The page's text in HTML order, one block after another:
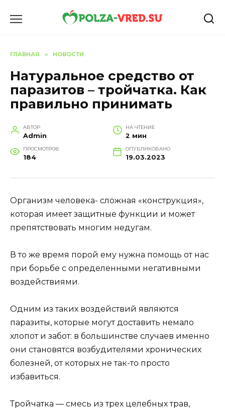
ГЛАВНАЯ » НОВОСТИ
Натуральное средство от
паразитов – тройчатка. Как
правильно принимать
АВТОР
Admin
НА ЧТЕНИЕ
2 мин
ПРОСМОТРОВ
184
ОПУБЛИКОВАНО
19.03.2023
Организм человека- сложная «конструкция»,
которая имеет защитные функции и может
препятствовать многим недугам.
В то же время порой ему нужна помощь от нас
при борьбе с определенными негативными
воздействиями.
Одним из таких воздействий являются
паразиты, которые могут доставить немало
хлопот и забот: в большинстве случаев именно
они становятся возбудителями хронических
болезней, от которых не так-то просто
избавиться.
Тройчатка — смесь из трех целебных трав,